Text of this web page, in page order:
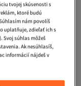
tvojej skúsenosti s
ktoré budú
nám povolíš
uplatňuje, zdieľať ich s
Svoj súhlas môžeš
Ak nesúhlasíš,
informácií nájdeš v